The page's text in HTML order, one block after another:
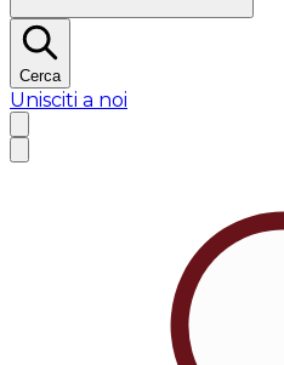
Cerca
Unisciti a noi